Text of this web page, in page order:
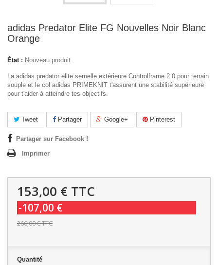
adidas Predator Elite FG Nouvelles Noir Blanc
Orange
État : Nouveau produit
La adidas predator elite semelle extérieure Controlframe 2.0 pour terrain
souple et le col adidas PRIMEKNIT t'assurent une stabilité supérieure
pour t'aider à atteindre tes objectifs.
Tweet Partager Google+ Pinterest
Partager sur Facebook !
Imprimer
153,00 € TTC
-107,00 €
260,00 €TTC
Quantité